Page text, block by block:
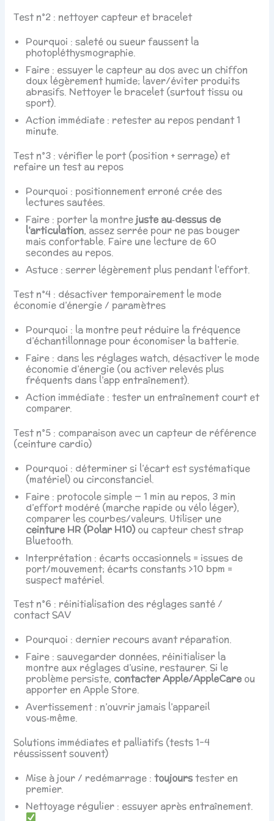
Test n°2 : nettoyer capteur et bracelet
Pourquoi : saleté ou sueur faussent la
photopléthysmographie.
Faire : essuyer le capteur au dos avec un chiffon
doux légèrement humide; laver/éviter produits
abrasifs. Nettoyer le bracelet (surtout tissu ou
sport).
Action immédiate : retester au repos pendant 1
minute.
Test n°3 : vérifier le port (position + serrage) et
refaire un test au repos
Pourquoi : positionnement erroné crée des
lectures sautées.
Faire : porter la montre juste au‑dessus de
l’articulation, assez serrée pour ne pas bouger
mais confortable. Faire une lecture de 60
secondes au repos.
Astuce : serrer légèrement plus pendant l’effort.
Test n°4 : désactiver temporairement le mode
économie d’énergie / paramètres
Pourquoi : la montre peut réduire la fréquence
d’échantillonnage pour économiser la batterie.
Faire : dans les réglages watch, désactiver le mode
économie d’énergie (ou activer relevés plus
fréquents dans l’app entraînement).
Action immédiate : tester un entraînement court et
comparer.
Test n°5 : comparaison avec un capteur de référence
(ceinture cardio)
Pourquoi : déterminer si l’écart est systématique
(matériel) ou circonstanciel.
Faire : protocole simple — 1 min au repos, 3 min
d’effort modéré (marche rapide ou vélo léger),
comparer les courbes/valeurs. Utiliser une
ceinture HR (Polar H10) ou capteur chest strap
Bluetooth.
Interprétation : écarts occasionnels = issues de
port/mouvement; écarts constants >10 bpm =
suspect matériel.
Test n°6 : réinitialisation des réglages santé /
contact SAV
Pourquoi : dernier recours avant réparation.
Faire : sauvegarder données, réinitialiser la
montre aux réglages d’usine, restaurer. Si le
problème persiste, contacter Apple/AppleCareou
apporter en Apple Store.
Avertissement : n’ouvrir jamais l’appareil
vous‑même.
Solutions immédiates et palliatifs (tests 1–4
réussissent souvent)
Mise à jour / redémarrage :toujourstester en
premier.
Nettoyage régulier : essuyer après entraînement.